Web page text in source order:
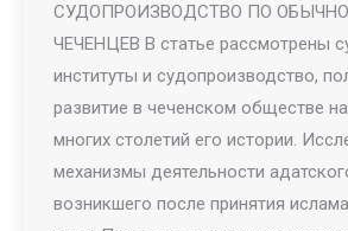
СУДОПРОИЗВОДСТВО ПО
ЧЕЧЕНЦЕВ В статье рассмотрены
институты и судопроизводство,
развитие в чеченском обществе
многих столетий его истории.
механизмы деятельности
возникшего после принятия